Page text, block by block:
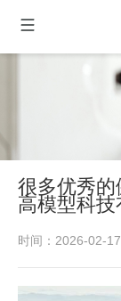
很多优秀的
高模型科
时间：2026-02-